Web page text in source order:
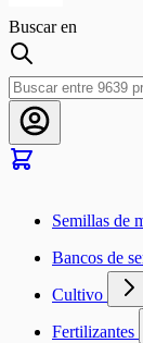
Buscar en
Semillas de
Bancos de
Cultivo
Fertilizantes